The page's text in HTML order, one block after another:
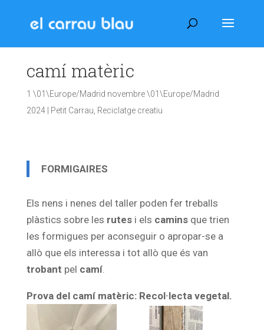
camí matèric
1 \01\Europe/Madrid novembre \01\Europe/Madrid
2024| Petit Carrau Reciclatge creatiu
FORMIGAIRES
Els nens i nenes del taller poden fer treballs
plàstics sobre les rutesi els caminsque trien
les formigues per aconseguir o apropar-se a
allò que els interessa i tot allò que és van
trobant pel camí.
Prova del camí matèric: Recol·lecta vegetal.